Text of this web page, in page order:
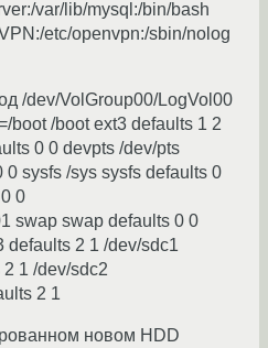
var/lib/mysql:/bin/bash
etc/openvpn:/sbin/nolog
/dev/VolGroup00/LogVol00
boot /boot ext3 defaults 1 2
0 0 devpts /dev/pts
sysfs /sys sysfs defaults 0
0
swap swap defaults 0 0
defaults 2 1 /dev/sdc1
1 /dev/sdc2
2 1
новом HDD